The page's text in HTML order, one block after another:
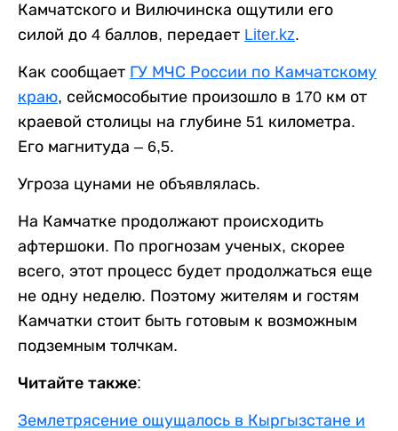
Камчатского и Вилючинска ощутили его
силой до 4 баллов, передает Liter.kz.
Как сообщает ГУ МЧС России по Камчатскому
краю, сейсмособытие произошло в 170 км от
краевой столицы на глубине 51 километра.
Его магнитуда – 6,5.
Угроза цунами не объявлялась.
На Камчатке продолжают происходить
афтершоки. По прогнозам ученых, скорее
всего, этот процесс будет продолжаться еще
не одну неделю. Поэтому жителям и гостям
Камчатки стоит быть готовым к возможным
подземным толчкам.
Читайте также:
Землетрясение ощущалось в Кыргызстане и